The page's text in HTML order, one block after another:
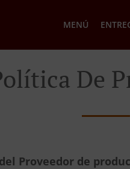
MENÚ
De
Proveedor de